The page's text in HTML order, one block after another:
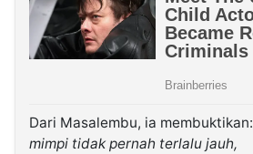
Dari Masalembu, ia membuktikan:
mimpi tidak pernah terlalu jauh,